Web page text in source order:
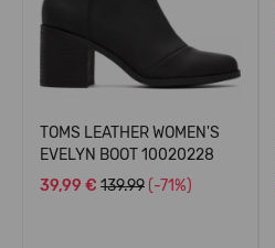
TOMS LEATHER WOMEN'S
EVELYN BOOT 10020228
39,99 € 139.99 (-71%)